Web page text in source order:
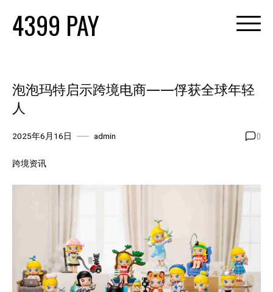
content
4399 PAY
泡泡玛特启示跨境电商——俘获全球年轻
人
2025年6月16日 admin 0
跨境资讯